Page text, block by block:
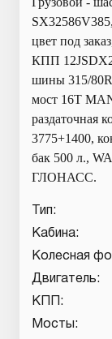
цвет под
КПП
шины 315/
мост 16T
раздаточная
3775+1400,
бак 500 л.,
ГЛОНАСС.
Тип:
Кабина:
Колесная
Двигатель:
КПП:
Мосты: